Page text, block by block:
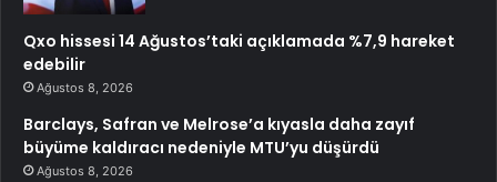
Qxo hissesi 14 Ağustos’taki açıklamada %7,9 hareket
edebilir
Ağustos 8, 2026
Barclays, Safran ve Melrose’a kıyasla daha zayıf
büyüme kaldıracı nedeniyle MTU’yu düşürdü
Ağustos 8, 2026